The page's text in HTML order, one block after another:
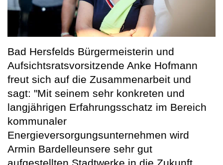
Bad Hersfelds Bürgermeisterin und
Aufsichtsratsvorsitzende Anke Hofmann
freut sich auf die Zusammenarbeit und
sagt: "Mit seinem sehr konkreten und
langjährigen Erfahrungsschatz im Bereich
kommunaler
Energieversorgungsunternehmen wird
Armin Bardelleunsere sehr gut